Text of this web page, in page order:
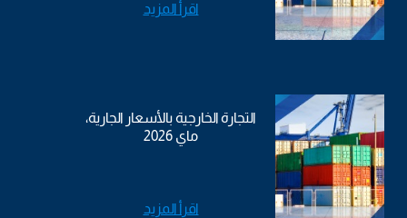
اقرأ المزيد
التجارة الخارجية بالأسعار الجارية،
ماي 2026
اقرأ المزيد